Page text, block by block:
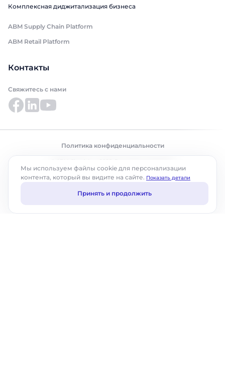
Комплексная диджитализация бизнеса
ABM Supply Chain Platform
ABM Retail Platform
Контакты
Свяжитесь с нами
Политика конфиденциальности
Мы используем файлы cookie для персонализации
контента, который вы видите на сайте. Показать детали
Принять и продолжить